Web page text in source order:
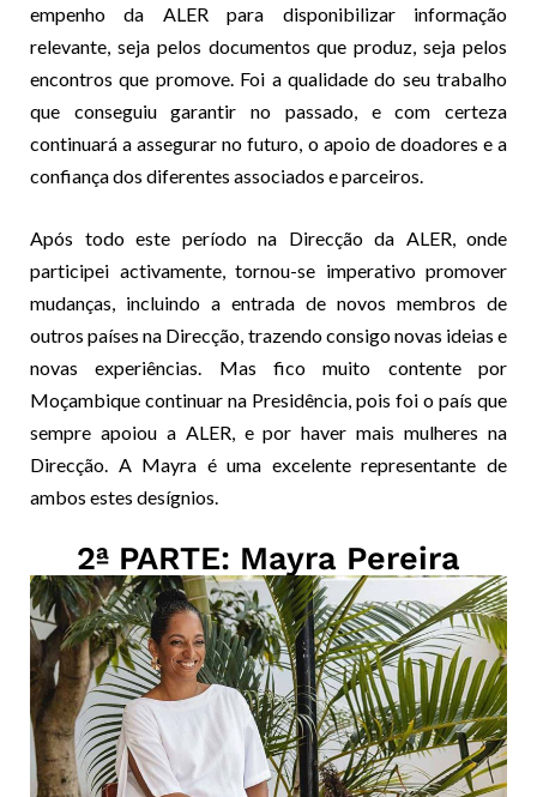
empenho da ALER para disponibilizar informação
relevante, seja pelos documentos que produz, seja pelos
encontros que promove. Foi a qualidade do seu trabalho
que conseguiu garantir no passado, e com certeza
continuará a assegurar no futuro, o apoio de doadores e a
confiança dos diferentes associados e parceiros.
Após todo este período na Direcção da ALER, onde
participei activamente, tornou-se imperativo promover
mudanças, incluindo a entrada de novos membros de
outros países na Direcção, trazendo consigo novas ideias e
novas experiências. Mas fico muito contente por
Moçambique continuar na Presidência, pois foi o país que
sempre apoiou a ALER, e por haver mais mulheres na
Direcção. A Mayra é uma excelente representante de
ambos estes desígnios.
2ª PARTE: Mayra Pereira